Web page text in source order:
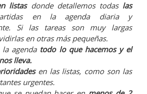
listasdonde detallemos todaslas
en la agenda diaria y
Si las tareas son muy largas
en otras más pequeñas.
agenda todo lo que hacemos y el
lleva.
en las listas, como son las
urgentes.